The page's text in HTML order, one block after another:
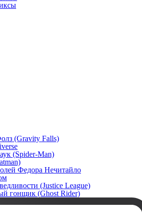
(Gravity Falls)
(Spider-Man)
Федора Нечитайло
(Justice League)
гонщик (Ghost Rider)